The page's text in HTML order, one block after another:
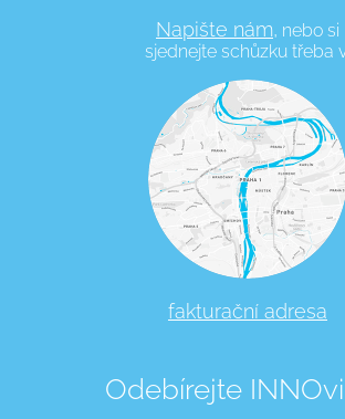
Napište nám, nebo si
sjednejte schůzku třeba
fakturační adresa
Odebírejte